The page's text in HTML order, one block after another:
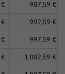
987,59 €
992,59 €
997,59 €
1.002,59 €